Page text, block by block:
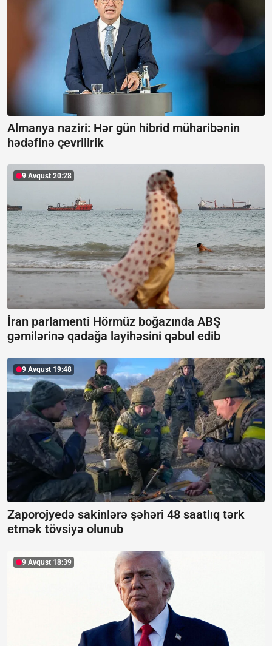
Almanya naziri: Hər gün hibrid müharibənin
hədəfinə çevrilirik
9 Avqust 20:28
İran parlamenti Hörmüz boğazında ABŞ
gəmilərinə qadağa layihəsini qəbul edib
9 Avqust 19:48
Zaporojyedə sakinlərə şəhəri 48 saatlıq tərk
etmək tövsiyə olunub
9 Avqust 18:39